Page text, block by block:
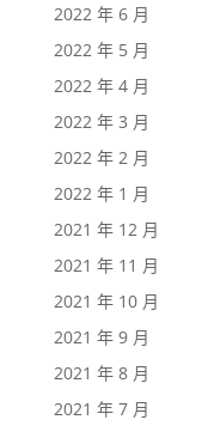
2022 年 6 月
2022 年 5 月
2022 年 4 月
2022 年 3 月
2022 年 2 月
2022 年 1 月
2021 年 12 月
2021 年 11 月
2021 年 10 月
2021 年 9 月
2021 年 8 月
2021 年 7 月